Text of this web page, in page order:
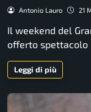
Antonio Lauro 21
Il weekend del
offerto spettacolo
Leggi di più